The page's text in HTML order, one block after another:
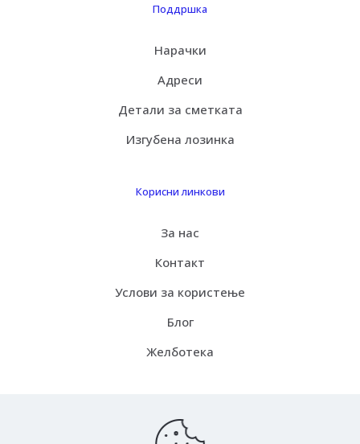
Поддршка
Нарачки
Адреси
Детали за сметката
Изгубена лозинка
Корисни линкови
За нас
Контакт
Услови за користење
Блог
Желботека